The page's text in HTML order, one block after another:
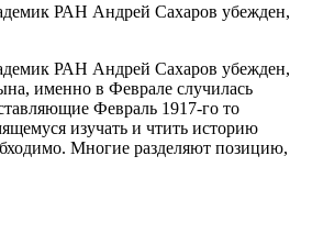
РАН Андрей Сахаров убежден,
РАН Андрей Сахаров убежден,
именно в Феврале случилась
Февраль 1917-го то
изучать и чтить историю
Многие разделяют позицию,